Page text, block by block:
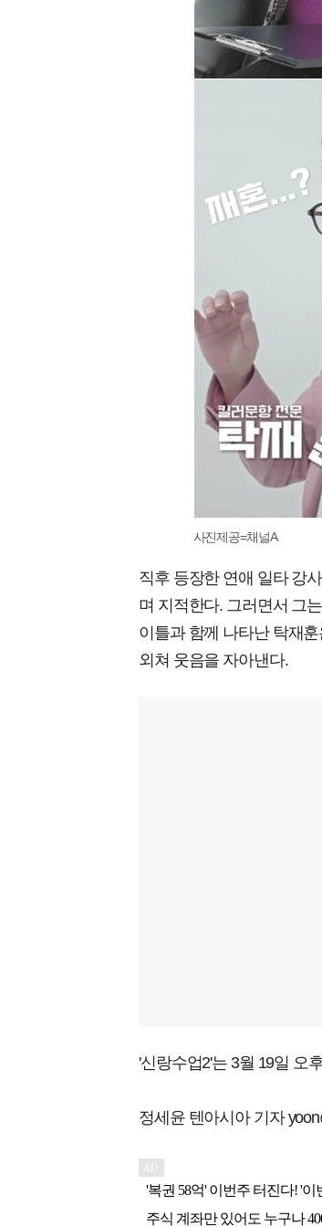
사진제공=채널A
직후 등장한 연애 일타 강
며 지적한다. 그러면서 그
이틀과 함께 나타난 탁재
외쳐 웃음을 자아낸다.
'신랑수업2'는 3월 19일 오
정세윤 텐아시아 기자